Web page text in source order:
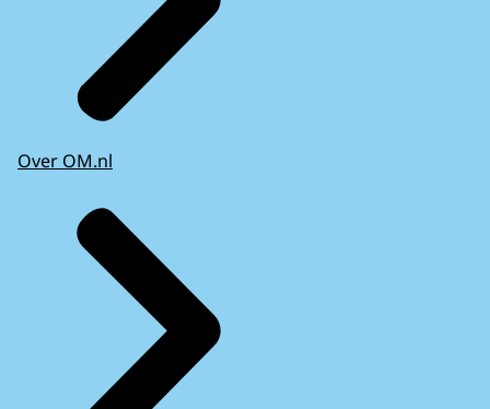
Over OM.nl